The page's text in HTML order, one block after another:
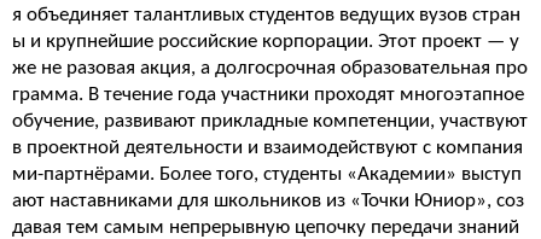
я объединяет талантливых студентов ведущих вузов стран
ы и крупнейшие российские корпорации. Этот проект — у
же не разовая акция, а долгосрочная образовательная про
грамма. В течение года участники проходят многоэтапное
обучение, развивают прикладные компетенции, участвуют
в проектной деятельности и взаимодействуют с компания
ми-партнёрами. Более того, студенты «Академии» выступ
ают наставниками для школьников из «Точки Юниор», соз
давая тем самым непрерывную цепочку передачи знаний